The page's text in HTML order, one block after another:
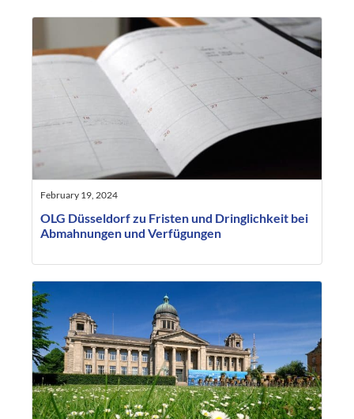
February 19, 2024
OLG Düsseldorf zu Fristen und Dringlichkeit bei
Abmahnungen und Verfügungen